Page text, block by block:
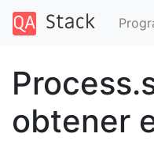
obtener